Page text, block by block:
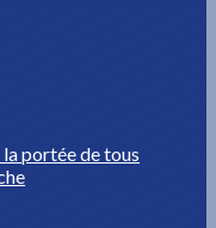
portée de tous